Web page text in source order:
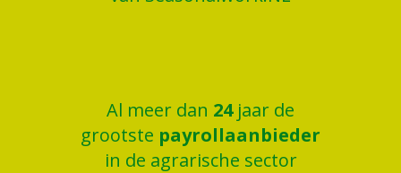
Al meer dan 25 jaar de
grootste payrollaanbieder
in de agrarische sector